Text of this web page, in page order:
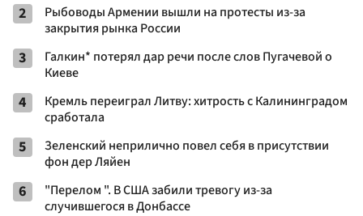
2
Рыбоводы Армении вышли на протесты из-за
закрытия рынка России
3
Галкин* потерял дар речи после слов Пугачевой о
Киеве
4
Кремль переиграл Литву: хитрость с Калининградом
сработала
5
Зеленский неприлично повел cебя в присутствии
фон дер Ляйен
6
"Перелом ". В США забили тревогу из-за
случившегося в Донбассе